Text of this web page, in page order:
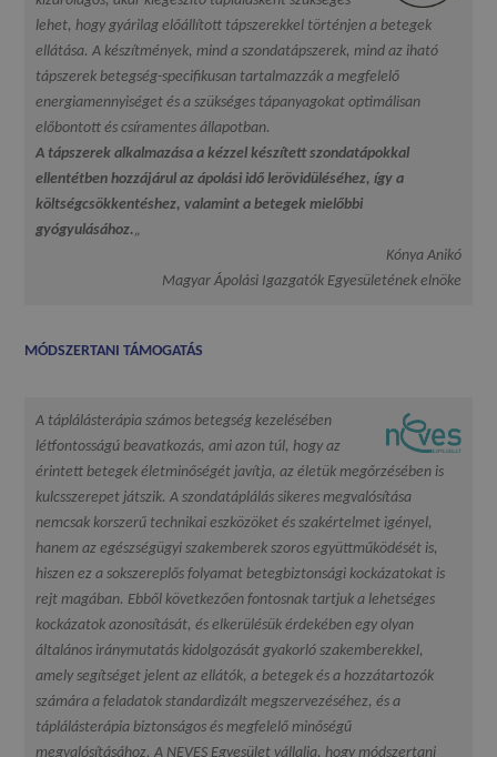
lehet, hogy gyárilag előállított tápszerekkel történjen a betegek
ellátása. A készítmények, mind a szondatápszerek, mind az iható
tápszerek betegség-specifikusan tartalmazzák a megfelelő
energiamennyiséget és a szükséges tápanyagokat optimálisan
előbontott és csíramentes állapotban.
A tápszerek alkalmazása a kézzel készített szondatápokkal
ellentétben hozzájárul az ápolási idő lerövidüléséhez, így a
költségcsökkentéshez, valamint a betegek mielőbbi
gyógyulásához.„
Kónya Anikó
Magyar Ápolási Igazgatók Egyesületének elnöke
MÓDSZERTANI TÁMOGATÁS
A táplálásterápia számos betegség kezelésében
létfontosságú beavatkozás, ami azon túl, hogy az
érintett betegek életminőségét javítja, az életük megőrzésében is
kulcsszerepet játszik. A szondatáplálás sikeres megvalósítása
nemcsak korszerű technikai eszközöket és szakértelmet igényel,
hanem az egészségügyi szakemberek szoros együttműködését is,
hiszen ez a sokszereplős folyamat betegbiztonsági kockázatokat is
rejt magában. Ebből következően fontosnak tartjuk a lehetséges
kockázatok azonosítását, és elkerülésük érdekében egy olyan
általános iránymutatás kidolgozását gyakorló szakemberekkel,
amely segítséget jelent az ellátók, a betegek és a hozzátartozók
számára a feladatok standardizált megszervezéséhez, és a
táplálásterápia biztonságos és megfelelő minőségű
megvalósításához. A NEVES Egyesület vállalja, hogy módszertani